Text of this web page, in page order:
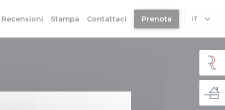
Recensioni Stampa Contattaci Prenota IT